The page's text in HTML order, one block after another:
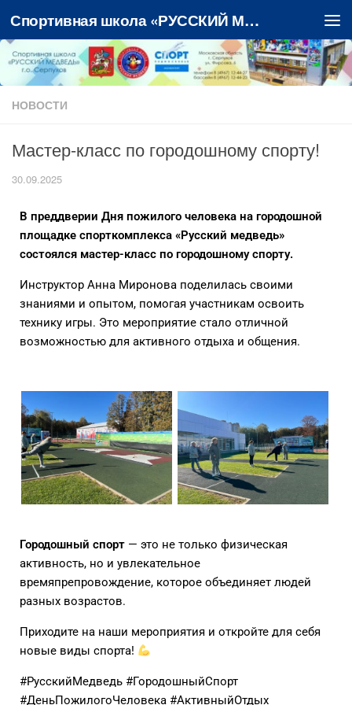
Перейти к содержимому Спортивная школа «РУССКИЙ МЕДВЕДЬ»
НОВОСТИ
Мастер-класс по городошному спорту!
30.09.2025
В преддверии Дня пожилого человека на городошной
площадке спорткомплекса «Русский медведь»
состоялся мастер-класс по городошному спорту.
Инструктор Анна Миронова поделилась своими
знаниями и опытом, помогая участникам освоить
технику игры. Это мероприятие стало отличной
возможностью для активного отдыха и общения.
Городошный спорт — это не только физическая
активность, но и увлекательное
времяпрепровождение, которое объединяет людей
разных возрастов.
Приходите на наши мероприятия и откройте для себя
новые виды спорта!
#РусскийМедведь #ГородошныйСпорт
#ДеньПожилогоЧеловека #АктивныйОтдых